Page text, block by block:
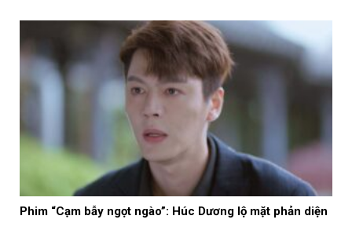
Phim “Cạm bẫy ngọt ngào”: Húc Dương lộ mặt phản diện